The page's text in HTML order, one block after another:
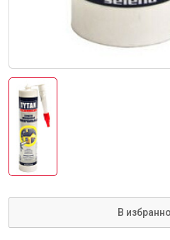
В
Специализированный
Инструмент для
Ещё 2